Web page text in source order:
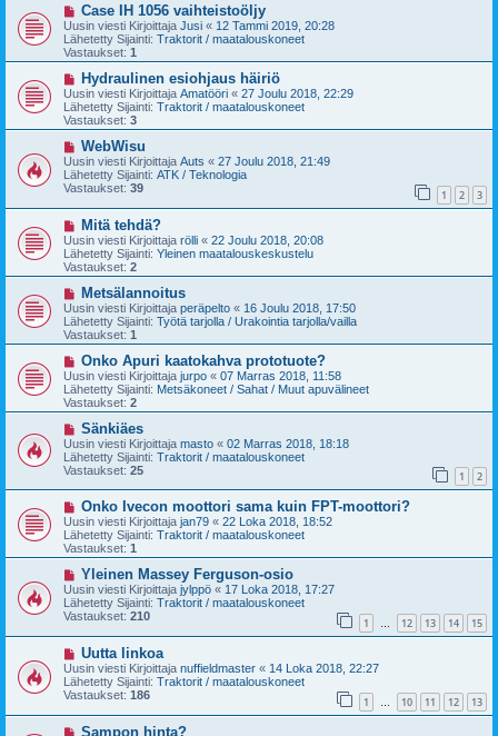
e
s
t
U
u
s
i
v
e
s
t
i
Case IH 1056 vaihteistoöljy
Uusin viesti Kirjoittaja Jusi « 12 Tammi 2019, 20:28
Lähetetty Sijainti: Traktorit / maatalouskoneet
Vastaukset: 1
U
u
s
i
v
s
t
i
Hydraulinen esiohjaus häiriö
Uusin viesti Kirjoittaja Amatööri « 27 Joulu 2018, 22:29
Lähetetty Sijainti: Traktorit / maatalouskoneet
Vastaukset: 3
U
u
s
i
v
i
e
s
t
i
WebWisu
Uusin viesti Kirjoittaja Auts « 27 Joulu 2018, 21:49
Lähetetty Sijainti: ATK / Teknologia
Vastaukset: 39 1 2 3
U
u
s
i
v
e
s
t
i
Mitä tehdä?
Uusin viesti Kirjoittaja rölli « 22 Joulu 2018, 20:08
Lähetetty Sijainti: Yleinen maatalouskeskustelu
Vastaukset: 2
U
u
s
i
v
s
t
i
Metsälannoitus
Uusin viesti Kirjoittaja peräpelto « 16 Joulu 2018, 17:50
Lähetetty Sijainti: Työtä tarjolla / Urakointia tarjolla/vailla
Vastaukset: 1
U
u
s
i
v
e
s
t
i
Onko Apuri kaatokahva prototuote?
Uusin viesti Kirjoittaja jurpo « 07 Marras 2018, 11:58
Lähetetty Sijainti: Metsäkoneet / Sahat / Muut apuvälineet
Vastaukset: 2
U
u
s
i
v
i
e
s
t
i
Sänkiäes
Uusin viesti Kirjoittaja masto « 02 Marras 2018, 18:18
Lähetetty Sijainti: Traktorit / maatalouskoneet
Vastaukset: 25 1 2
U
u
s
i
v
s
t
i
Onko Ivecon moottori sama kuin FPT-moottori?
Uusin viesti Kirjoittaja jan79 « 22 Loka 2018, 18:52
Lähetetty Sijainti: Traktorit / maatalouskoneet
Vastaukset: 1
U
u
s
i
i
s
t
i
Yleinen Massey Ferguson-osio
Uusin viesti Kirjoittaja jylppö « 17 Loka 2018, 17:27
Lähetetty Sijainti: Traktorit / maatalouskoneet
Vastaukset: 210 1 … 12 13 14 15
U
u
s
i
v
i
e
Uutta linkoa
Uusin viesti Kirjoittaja nuffieldmaster « 14 Loka 2018, 22:27
Lähetetty Sijainti: Traktorit / maatalouskoneet
Vastaukset: 186 1 … 10 11 12 13
USampon hinta?